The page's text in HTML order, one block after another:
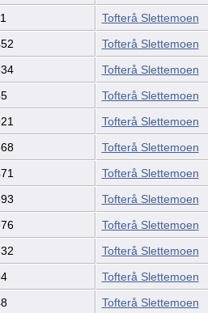
Tofterå Slettemoen
Tofterå Slettemoen
Tofterå Slettemoen
Tofterå Slettemoen
Tofterå Slettemoen
Tofterå Slettemoen
Tofterå Slettemoen
Tofterå Slettemoen
Tofterå Slettemoen
Tofterå Slettemoen
Tofterå Slettemoen
Tofterå Slettemoen